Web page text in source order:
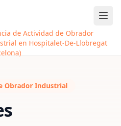
de Actividad de Obrador
en Hospitalet-De-Llobregat
Obrador Industrial